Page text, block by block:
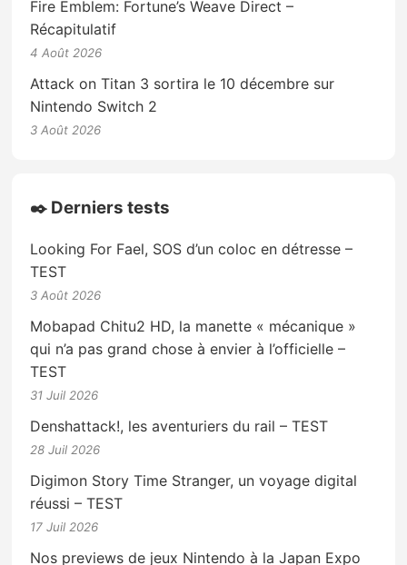
Fire Emblem: Fortune’s Weave Direct –
Récapitulatif
4 Août 2026
Attack on Titan 3 sortira le 10 décembre sur
Nintendo Switch 2
3 Août 2026
✒️ Derniers tests
Looking For Fael, SOS d’un coloc en détresse –
TEST
3 Août 2026
Mobapad Chitu2 HD, la manette « mécanique »
qui n’a pas grand chose à envier à l’officielle –
TEST
31 Juil 2026
Denshattack!, les aventuriers du rail – TEST
28 Juil 2026
Digimon Story Time Stranger, un voyage digital
réussi – TEST
17 Juil 2026
Nos previews de jeux Nintendo à la Japan Expo